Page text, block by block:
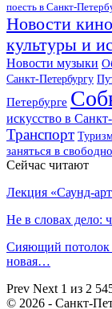
поесть в Санкт-
Новости
культуры и
Новости музыки
Санкт-Петербургу
Петербурге
искусство в
Транспорт
заняться в
Сейчас читают
Лекция «Саунд-
Не в словах дело:
Сияющий потолок
новая…
Prev Next 1 из 2
© 2026 - Санкт-